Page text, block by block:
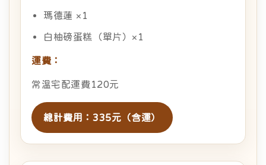
瑪德蓮 ×1
白柚磅蛋糕（單片）×1
運費：
常溫宅配運費120元
總計費用：335元（含運）